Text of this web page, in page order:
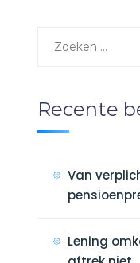
Recente
Van
Lening